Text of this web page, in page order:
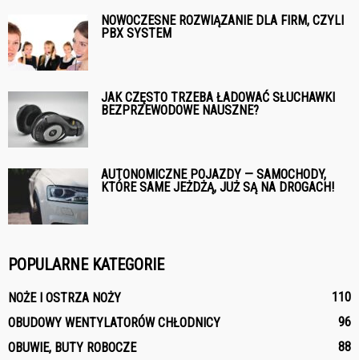
NOWOCZESNE ROZWIĄZANIE DLA FIRM, CZYLI
PBX SYSTEM
JAK CZĘSTO TRZEBA ŁADOWAĆ SŁUCHAWKI
BEZPRZEWODOWE NAUSZNE?
AUTONOMICZNE POJAZDY — SAMOCHODY,
KTÓRE SAME JEŻDŻĄ, JUŻ SĄ NA DROGACH!
POPULARNE KATEGORIE
NOŻE I OSTRZA NOŻY
110
OBUDOWY WENTYLATORÓW CHŁODNICY
96
OBUWIE, BUTY ROBOCZE
88